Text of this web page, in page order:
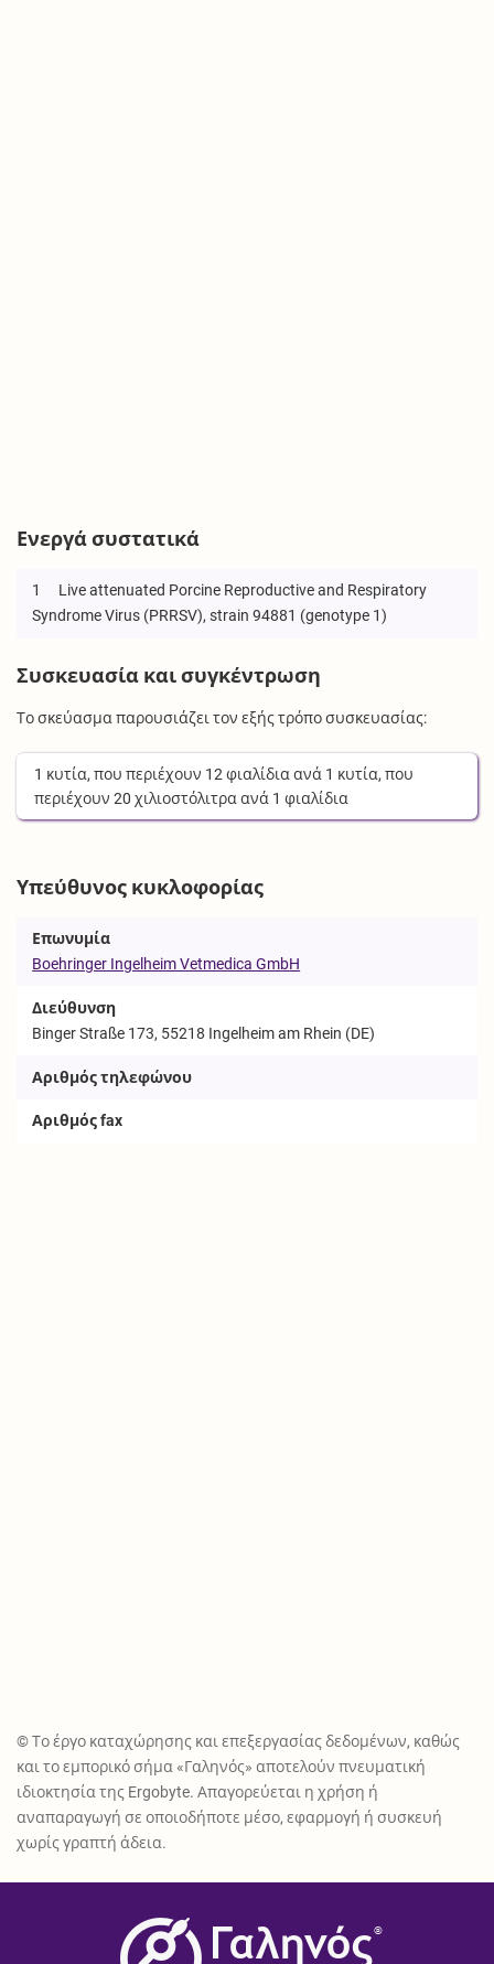
Ενεργά συστατικά
1
Live attenuated Porcine Reproductive and Respiratory
Syndrome Virus (PRRSV), strain 94881 (genotype 1)
Συσκευασία και συγκέντρωση
Το σκεύασμα παρουσιάζει τον εξής τρόπο συσκευασίας:
1 κυτία, που περιέχουν 12 φιαλίδια ανά 1 κυτία, που
περιέχουν20 χιλιοστόλιτρα ανά 1 φιαλίδια
Υπεύθυνος κυκλοφορίας
Επωνυμία
Boehringer Ingelheim Vetmedica GmbH
Διεύθυνση
Binger Straße 173, 55218 Ingelheim am Rhein (DE)
Αριθμός τηλεφώνου
Αριθμός fax
© Το έργο καταχώρησης και επεξεργασίας δεδομένων, καθώς
και το εμπορικό σήμα «Γαληνός» αποτελούν πνευματική
ιδιοκτησία της Ergobyte. Απαγορεύεται η χρήση ή
αναπαραγωγή σε οποιοδήποτε μέσο, εφαρμογή ή συσκευή
χωρίς γραπτή άδεια.
®